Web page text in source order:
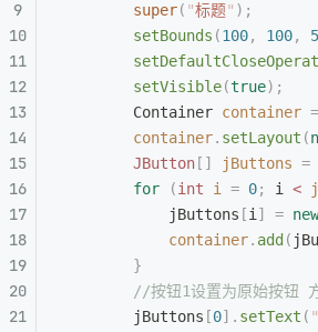
        super
( "标题" );
        setBounds
(100, 100,
        setVisible
(true);
        Container
container =
        container
. setLayout (
        JButton
[] jButtons =
        for
(int i = 0; i <
            jButtons
[i ] = new
            container
. add (
        }
//按钮1设置为原始按钮
        jButtons
[0]. setText ( "